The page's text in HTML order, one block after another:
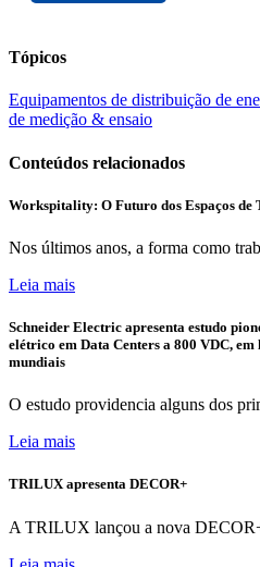
Tópicos
Equipamentos de distribuição de
de medição & ensaio
Conteúdos relacionados
Workspitality: O Futuro dos Espaços de
Nos últimos anos, a forma como
Leia mais
Schneider Electric apresenta estudo
elétrico em Data Centers a 800 VDC,
mundiais
O estudo providencia alguns dos
Leia mais
TRILUX apresenta DECOR+
A TRILUX lançou a nova